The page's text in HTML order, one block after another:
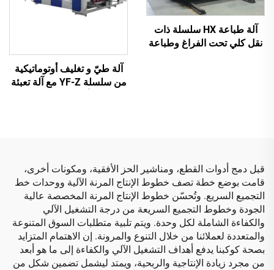
آلة طباعة HX سلسلة ذات
نقل كلي تحت الفراغ وطباعة
آلة طيّ و تغليف أوتوماتيكية
من سلسلة YF-Z مع آلة تعبئة
قبل دمج أدوات القطع، ومناشير الحز الأفقية، ومكونات أخرى،
قامت بوضع خطة تصف خطوط الإنتاج المرنة الآلية ووحدات خط
التجميع السريع. وتُحسّن خطوط الإنتاج المرنة المخصصة عالية
الجودة وخطوط التجميع السريعة من درجة التشغيل الآلي
والكفاءة الشاملة لكل وحدة. ويتم تلبية متطلبات السوق المتنوعة
والمتعددة لعملائنا من خلال التنوع والمرونة. إن الاهتمام المتزايد
بصحة كوكبنا يدفع أهداف التشغيل الآلي والكفاءة إلى ما هو أبعد
من مجرد زيادة الإنتاجية والربحية، ويمتد ليشمل تضمين شكل من